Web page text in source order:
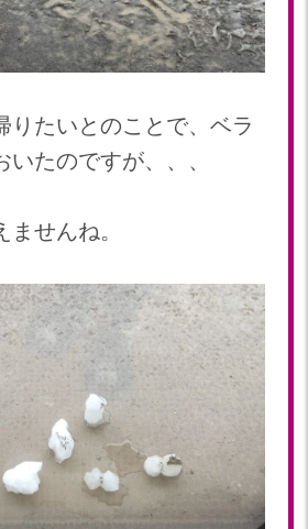
りたいとのことで、ベラ
いたのですが、、、
せんね。